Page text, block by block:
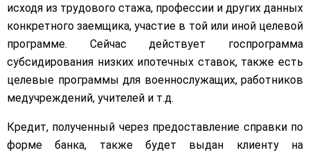
исходя из трудового стажа, профессии и других данных
конкретного заемщика, участие в той или иной целевой
программе. Сейчас действует госпрограмма
субсидирования низких ипотечных ставок, также есть
целевые программы для военнослужащих, работников
медучреждений, учителей и т.д.
Кредит, полученный через предоставление справки по
форме банка, также будет выдан клиенту на